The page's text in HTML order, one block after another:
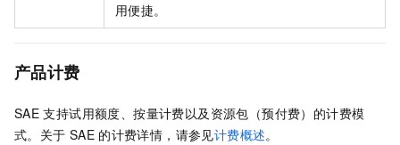
用便捷。
产品计费
SAE 支持试用额度、按量计费以及资源包（预付费）的计费模
式。 关于 SAE 的计费详情，请参见计费概述。